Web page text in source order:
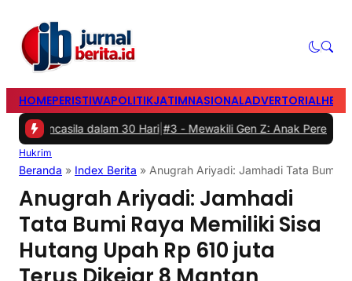
HOMEPERISTIWAPOLITIKJATIMNASIONALADVERTORIAL
dalam 30 Hari| #3 -Mewakili Gen Z: Anak Perempuan Anugrah
Hukrim
Beranda » Index Berita » Anugrah Ariyadi: Jamhadi Tata Bumi
Anugrah Ariyadi: Jamhadi
Tata Bumi Raya Memiliki Sisa
Hutang Upah Rp 610 juta